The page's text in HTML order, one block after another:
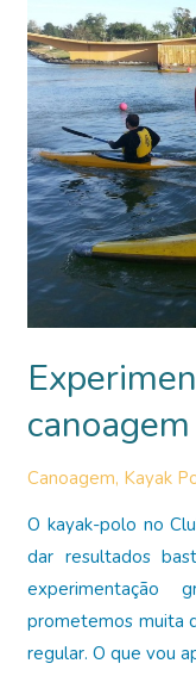
ESARC
no
CMCS
Canoagem, Kayak
O kayak-polo no
dar resultados
prometemos muita
regular. O que vou